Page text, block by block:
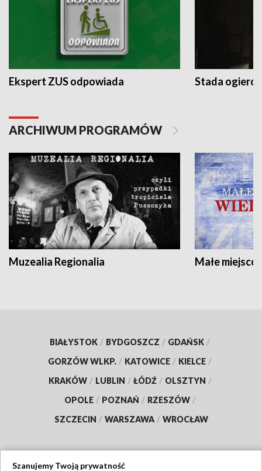
Ekspert ZUS odpowiada Stada
ARCHIWUM PROGRAMÓW
Muzealia Regionalia Małe
BIAŁYSTOK / BYDGOSZCZ / GDAŃSK /
GORZÓW WLKP. / KATOWICE / KIELCE /
KRAKÓW / LUBLIN / ŁÓDŹ / OLSZTYN /
OPOLE / POZNAŃ / RZESZÓW /
SZCZECIN / WARSZAWA / WROCŁAW
Szanujemy Twoją prywatność